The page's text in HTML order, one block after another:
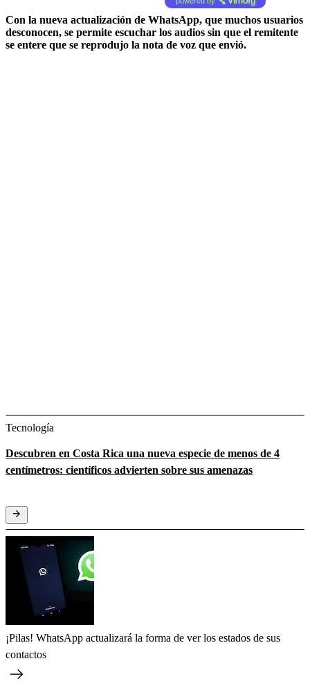
Con la nueva actualización de WhatsApp, que muchos usuarios
desconocen, se permite escuchar los audios sin que el remitente
se entere que se reprodujo la nota de voz que envió.
Tecnología
Descubren en Costa Rica una nueva especie de menos de 4
centímetros: científicos advierten sobre sus amenazas
¡Pilas! WhatsApp actualizará la forma de ver los estados de sus
contactos